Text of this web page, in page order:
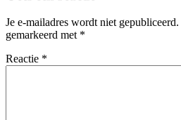
Je e-mailadres wordt niet gepubliceerd.
gemarkeerd met *
Reactie *